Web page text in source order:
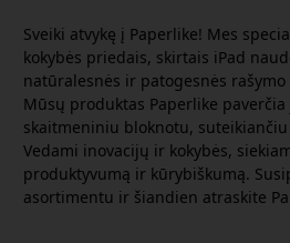
Sveiki atvykę į Paperlike! Mes
kokybės priedais, skirtais iPad
natūralesnės ir patogesnės
Mūsų produktas Paperlike
skaitmeniniu bloknotu,
Vedami inovacijų ir kokybės,
produktyvumą ir kūrybiškumą.
asortimentu ir šiandien atraskite